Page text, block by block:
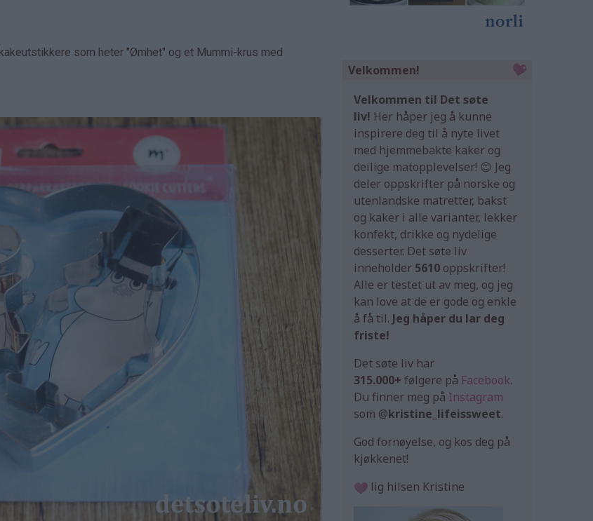
som heter "Ømhet" og et Mummi-krus med
Velkommen!
Velkommen til Det søte
liv! Her håper jeg å kunne
inspirere deg til å nyte livet
med hjemmebakte kaker og
deilige matopplevelser! 😊 Jeg
deler oppskrifter på norske og
utenlandske matretter, bakst
og kaker i alle varianter, lekker
konfekt, drikke og nydelige
desserter. Det søte liv
inneholder 5610 oppskrifter!
Alle er testet ut av meg, og jeg
kan love at de er gode og enkle
å få til. Jeg håper du lar deg
friste!
Det søte liv har
315.000+ følgere på Facebook.
Du finner meg på Instagram
som @kristine_lifeissweet.
God fornøyelse, og kos deg på
kjøkkenet!
lig hilsen Kristine